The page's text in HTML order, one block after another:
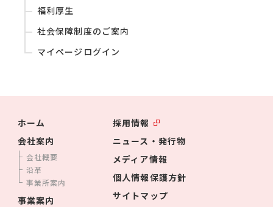
福利厚生
社会保障制度のご案内
マイページログイン
ホーム
会社案内
会社概要
沿革
事業所案内
事業案内
採用情報
ニュース・発行物
メディア情報
個人情報保護方針
サイトマップ